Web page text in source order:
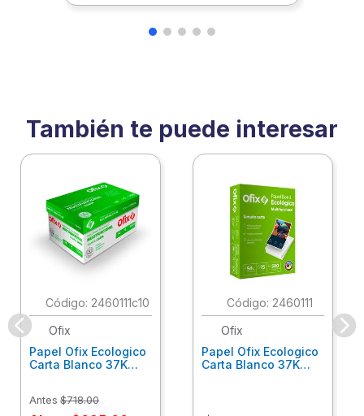
También te puede interesar
: 2460111c10
Ofix
Papel Ofix Ecologico
Carta Blanco 37K
Antes $718.00
: 2460111
Ofix
Papel Ofix Ecologico
Carta Blanco 37K